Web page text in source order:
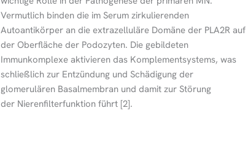
Vermutlich binden die im Serum zirkulierenden
Autoantikörper an die extrazelluläre Domäne der PLA2R auf
der Oberfläche der Podozyten. Die gebildeten
Immunkomplexe aktivieren das Komplementsystems, was
schließlich zur Entzündung und Schädigung der
glomerulären Basalmembran und damit zur Störung
der Nierenfilterfunktion führt [2].